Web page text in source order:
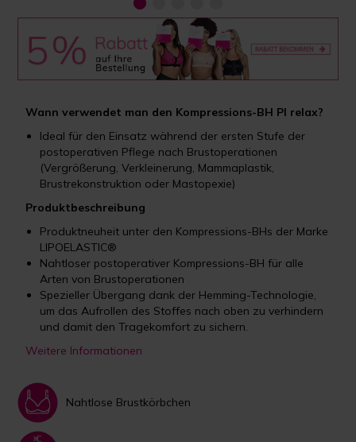
Wann verwendet man den Kompressions-BH PI relax?
Ideal für den Einsatz während der ersten Stufe der
postoperativen Pflege nach Brustoperationen
(Vergrößerung, Verkleinerung, Mammaplastik,
Brustrekonstruktion oder Mastopexie)
Produktbeschreibung
Produktneuheit unter den Kompressions-BHs der Marke
LIPOELASTIC®
Nahtloser postoperativer Kompressions-BH für alle
Arten von Brustoperationen
Spezieller Übergang dank der Hemming-Technologie,
um das Aufrollen des Stoffes nach oben zu verhindern
und damit den Tragekomfort zu sichern.
Weitere Informationen
Nahtlose Brustkörbchen